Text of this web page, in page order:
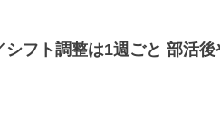
シフト調整は1週ごと 部活